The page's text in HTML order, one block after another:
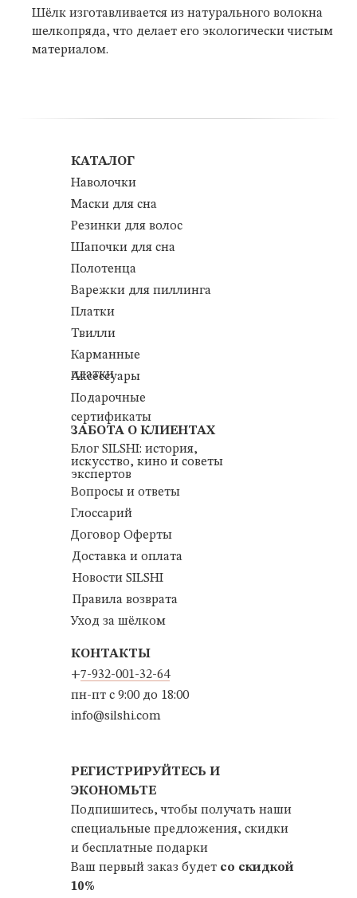
Шёлк изготавливается из натурального волокна
шелкопряда, что делает его экологически чистым
материалом.
Уход за шёлком
Правила возврата
Новости SILSHI
Доставка и оплата
Договор Оферты
Глоссарий
Вопросы и ответы
Блог SILSHI: история,
искусство, кино и советы
экспертов
ЗАБОТА О КЛИЕНТАХ
РЕГИСТРИРУЙТЕСЬ И
ЭКОНОМЬТЕ
Подпишитесь, чтобы получать наши
специальные предложения, скидки
и бесплатные подарки
Ваш первый заказ будет со скидкой
10%
КОНТАКТЫ
+7-932-001-32-64
пн-пт с 9:00 до 18:00
info@silshi.com
КАТАЛОГ
Наволочки
Резинки для волос
Шапочки для сна
Полотенца
Варежки для пиллинга
Платки
Карманные
платки
Аксессуары
Подарочные
сертификаты
Маски для сна
Твилли